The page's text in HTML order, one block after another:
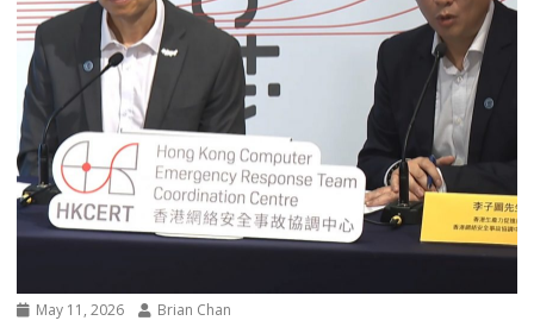
May 11, 2026 Brian Chan